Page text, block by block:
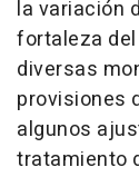
la variación
fortaleza
diversas
provisiones
algunos
tratamiento